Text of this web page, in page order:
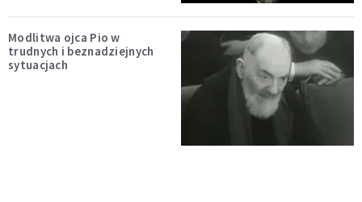
Modlitwa ojca Pio w
trudnych i beznadziejnych
sytuacjach